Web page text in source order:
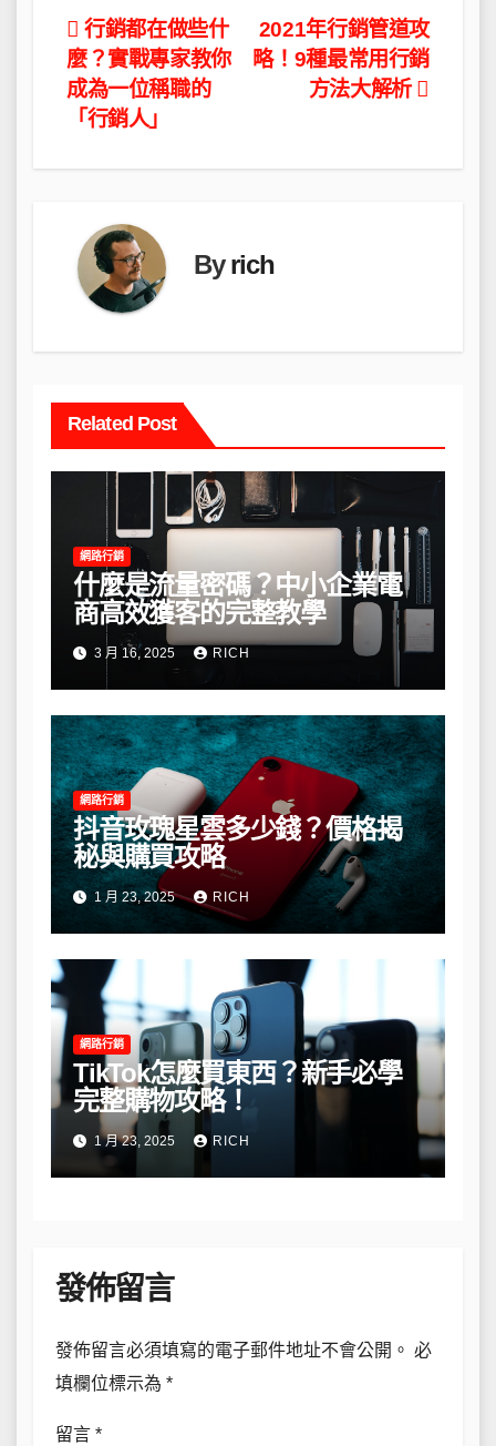
文
章
導
覽
2021年行銷管道攻
略！9種最常用行銷
方法大解析
行銷都在做些什
麼？實戰專家教你
成為一位稱職的
「行銷人」
Byrich
Related Post
網路行銷
什麼是流量密碼？中小企業電
商高效獲客的完整教學
3 月 16, 2025 RICH
網路行銷
抖音玫瑰星雲多少錢？價格揭
秘與購買攻略
1 月 23, 2025 RICH
網路行銷
TikTok怎麼買東西？新手必學
完整購物攻略！
1 月 23, 2025 RICH
發佈留言
發佈留言必須填寫的電子郵件地址不會公開。 必
填欄位標示為 *
留言 *